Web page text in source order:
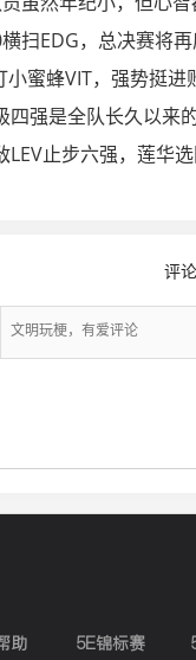
四强是全队长久以来
评论
助 5E锦标赛